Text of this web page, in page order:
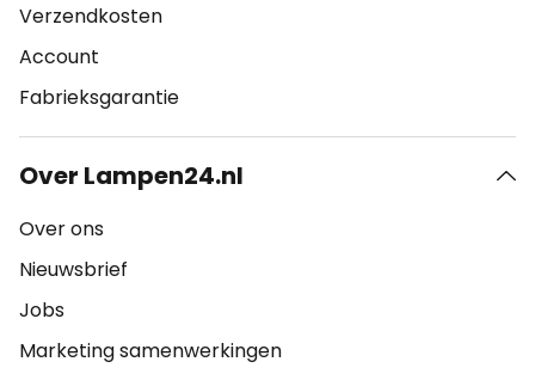
Verzendkosten
Account
Fabrieksgarantie
Over Lampen24.nl
Over ons
Nieuwsbrief
Jobs
Marketing samenwerkingen